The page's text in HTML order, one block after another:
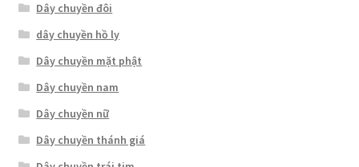
Dây chuyền đôi
dây chuyền hồ ly
Dây chuyền mặt phật
Dây chuyền nam
Dây chuyền nữ
Dây chuyền thánh giá